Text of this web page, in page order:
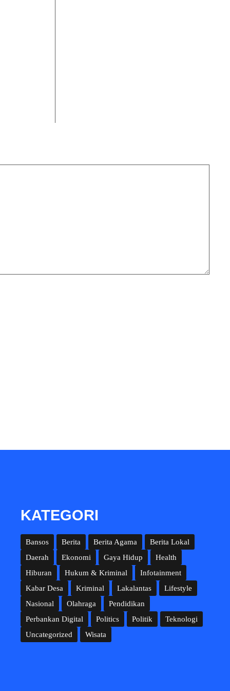
KATEGORI
Bansos Berita Berita Agama
Berita Lokal
Daerah
Ekonomi Gaya Hidup
Health
Hiburan
Hukum & Kriminal
Infotainment
Kabar Desa
Kriminal Lakalantas
Lifestyle
Nasional
Olahraga
Pendidikan
Perbankan Digital
Politics Politik
Teknologi
Uncategorized
Wisata